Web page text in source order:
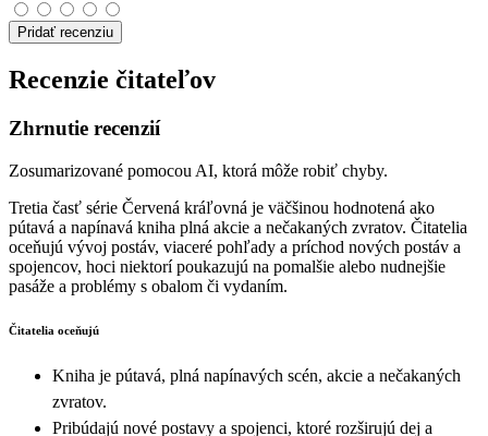
Pridať recenziu
Recenzie čitateľov
Zhrnutie recenzií
Zosumarizované pomocou AI, ktorá môže robiť chyby.
Tretia časť série Červená kráľovná je väčšinou hodnotená ako
pútavá a napínavá kniha plná akcie a nečakaných zvratov. Čitatelia
oceňujú vývoj postáv, viaceré pohľady a príchod nových postáv a
spojencov, hoci niektorí poukazujú na pomalšie alebo nudnejšie
pasáže a problémy s obalom či vydaním.
Čitatelia oceňujú
Kniha je pútavá, plná napínavých scén, akcie a nečakaných
zvratov.
Pribúdajú nové postavy a spojenci, ktoré rozširujú dej a